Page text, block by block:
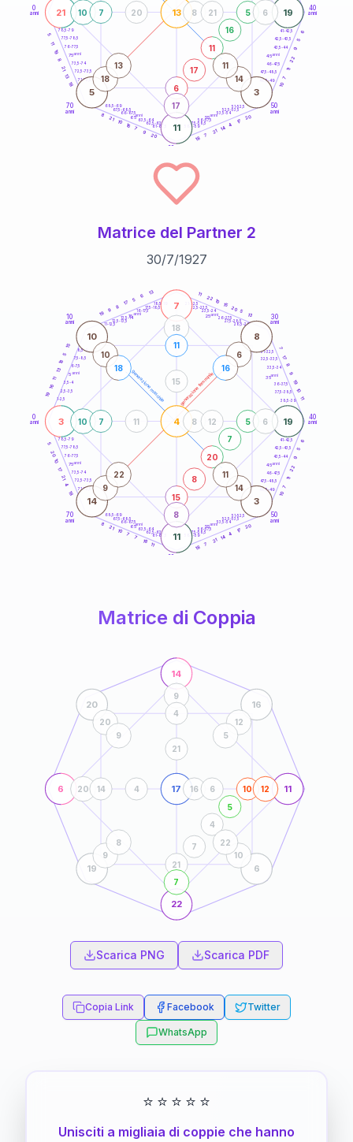
0
anni
40
anni
50
anni
60
70
anni
41-42,5
42,5-43,5
43,5-44
46-47,5
47,5-48,5
48,5-49
51-52,5
52,5-53,5
53,5-54
56-57,5
57,5-58,5
58,5-59
61-62,5
62,5-63,5
63,5-64
66-67,5
67,5-68,5
68,5-69
71-72,5
72,5-73,5
73,5-74
76-77,5
77,5-78,5
78,5-79 6
5
9
22
11
7
10
20
17
4
14
21
7
18
20
9
7
16
10
21
8
18
13
21
8
19
11
5
21 19
11
13
5 3
6
17
11
16
5
10 6
17
7 8 21
20
18
13
14
11
45anni
55anni
65anni
75anni
Matrice del Partner 2
30/7/1927
generazione maschile generazione femminile
0
anni
10
anni
30
anni
40
anni
50
anni
60
70
anni
1-2,5
2,5-3,5
3,5-4
6-7,5
7,5-8,5
8,5-9
11-12,5
12,5-13,5
13,5-14
16-17,5
17,5-18,5
18,5-19 21-22,5
22,5-23,5
23,5-24
26-27,5
27,5-28,5
28,5-29
31-32,5
32,5-33,5
33,5-34
36-37,5
37,5-38,5
38,5-39
41-42,5
42,5-43,5
43,5-44
46-47,5
47,5-48,5
48,5-49
51-52,5
52,5-53,5
53,5-54
56-57,5
57,5-58,5
58,5-59
61-62,5
62,5-63,5
63,5-64
66-67,5
67,5-68,5
68,5-69
71-72,5
72,5-73,5
73,5-74
76-77,5
77,5-78,5
78,5-79
19
16
11
13
18
5
15
19
9
8
17
5
6
13 11
22 10
15
20 5
13
7
17
8
9
19
10
11
6
5
9
22
11
7
10
20
17
4
14
21
7
18
11
18
7
7
10
21
8
18
4
21
17
10
20
5
3
7
19
11
4
10 8
14 3
15
8
20
7
5
10
18
6
8
7
11
8 12
11
15
10
18
6
16
9
22
14
11
5anni
15 anni 25anni
35anni
45anni
55anni
65anni
75anni
Matrice di Coppia
6
14
11
22
17
20 16
19 6
21
7
4
5
10
20
9
12
7
14
4
16 6
4
21
20
9
12
5
9
8
10
22
Scarica PNG Scarica PDF
Copia Link Facebook Twitter
WhatsApp
⭐ ⭐ ⭐ ⭐ ⭐
Unisciti a migliaia di coppie che hanno